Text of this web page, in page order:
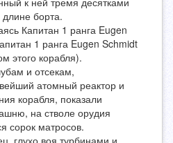
борта.
Капитан 1 ранга Eugen
1 ранга Eugen Schmidt
этого корабля).
и отсекам,
атомный реактор и
корабля, показали
на стволе орудия
сорок матросов.
глухо воя турбинами и